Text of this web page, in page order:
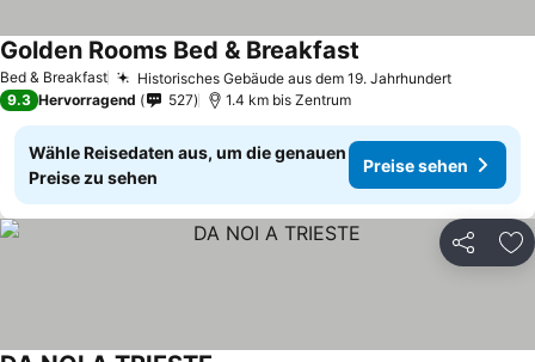
Bed & Breakfast Historisches Gebäude aus dem 19. Jahrhundert
Golden Rooms Bed & Breakfast
9.3 Hervorragend 527 1.4 km bis Zentrum
Wähle Reisedaten aus, um die genauen
Preise zu sehen
Preise sehen
Teilen